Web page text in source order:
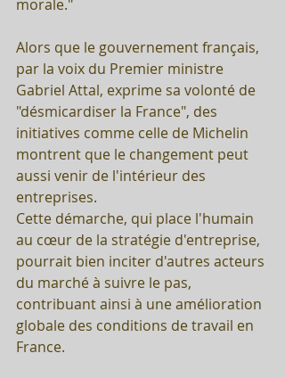
morale."
Alors que le gouvernement français,
par la voix du Premier ministre
Gabriel Attal, exprime sa volonté de
"désmicardiser la France", des
initiatives comme celle de Michelin
montrent que le changement peut
aussi venir de l'intérieur des
entreprises.
Cette démarche, qui place l'humain
au cœur de la stratégie d'entreprise,
pourrait bien inciter d'autres acteurs
du marché à suivre le pas,
contribuant ainsi à une amélioration
globale des conditions de travail en
France.